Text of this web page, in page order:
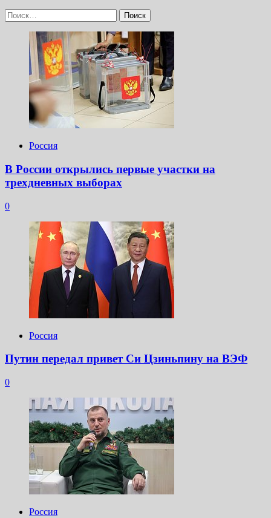
международных
транспортных
коридоров
обсудили
на
ВЭФ
Найти:
Россия
В России открылись первые участки на
трехдневных выборах
0
Россия
Путин передал привет Си Цзиньпину на ВЭФ
0
Россия